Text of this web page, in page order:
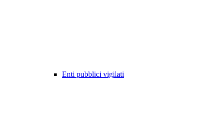
Enti pubblici vigilati